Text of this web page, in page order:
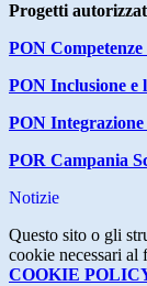
Progetti
PON Competenze
PON Inclusione e
PON Integrazione
POR Campania
Notizie
Questo sito o gli
cookie necessari
COOKIE